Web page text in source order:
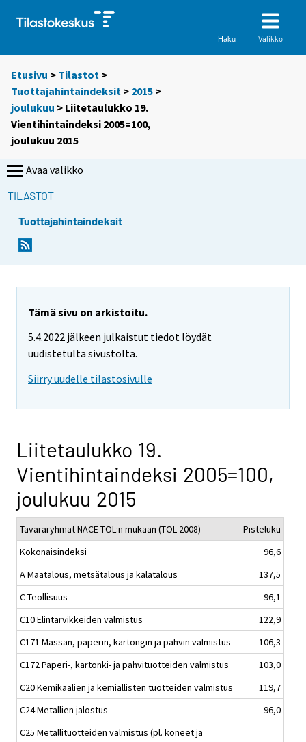
Haku Valikko
Etusivu > Tilastot >
Tuottajahintaindeksit > 2015 >
joulukuu > Liitetaulukko 19.
Vientihintaindeksi 2005=100,
joulukuu 2015
Avaa valikko
TILASTOT
Tuottajahintaindeksit
Tämä sivu on arkistoitu.
5.4.2022 jälkeen julkaistut tiedot löydät
uudistetulta sivustolta.
Siirry uudelle tilastosivulle
Liitetaulukko 19.
Vientihintaindeksi 2005=100,
joulukuu 2015
Tavararyhmät NACE-TOL:n mukaan (TOL 2008)
Pisteluku
Kokonaisindeksi
96,6
A Maatalous, metsätalous ja kalatalous
137,5
C Teollisuus
96,1
C10 Elintarvikkeiden valmistus
122,9
C171 Massan, paperin, kartongin ja pahvin valmistus
106,3
C172 Paperi-, kartonki- ja pahvituotteiden valmistus
103,0
C20 Kemikaalien ja kemiallisten tuotteiden valmistus
119,7
C24 Metallien jalostus
96,0
C25 Metallituotteiden valmistus (pl. koneet ja